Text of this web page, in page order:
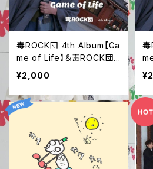
毒ROCK団 4th Album【Ga
me of Life】＆毒ROCK団
ステッカー
¥2,000
毒
テ
２